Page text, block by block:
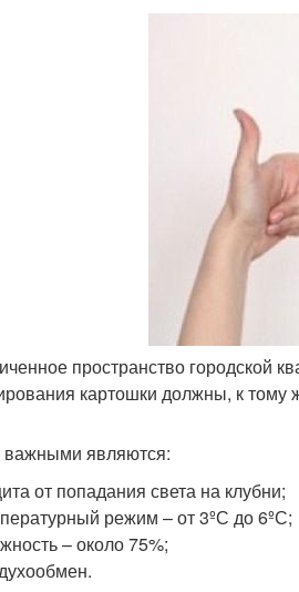
пространство городской
картошки должны, к
важными являются:
от попадания света на клубни;
режим – от 3ºС до 6ºС;
– около 75%;